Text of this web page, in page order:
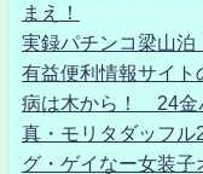
まえ！
実録パチンコ梁山泊
有益便利情報サイト
病は木から！ 24金
真・モリタダッフ
グ・ゲイなー女装子